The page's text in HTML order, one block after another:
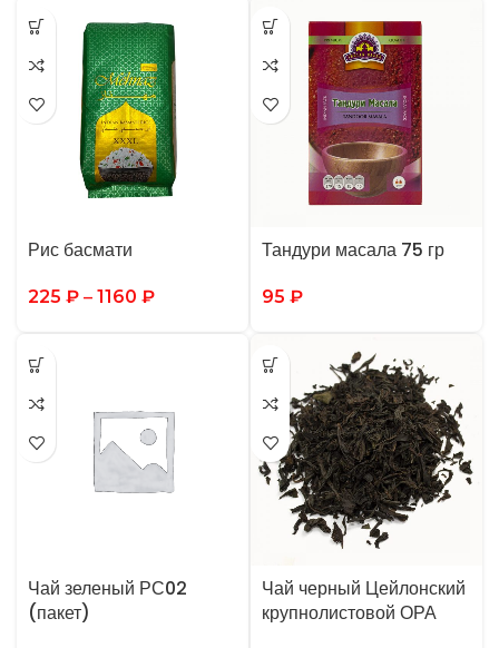
Рис басмати
225 ₽ – 1160 ₽
Тандури масала 75 гр
95 ₽
Чай зеленый РС02
(пакет)
Чай черный Цейлонский
крупнолистовой ОРА